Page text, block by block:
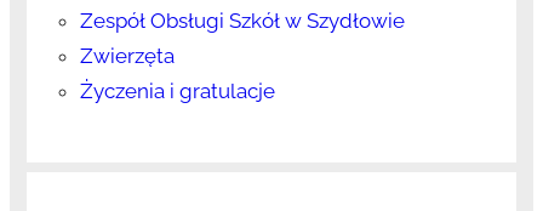
Zespół Obsługi Szkół w Szydłowie
Zwierzęta
Życzenia i gratulacje